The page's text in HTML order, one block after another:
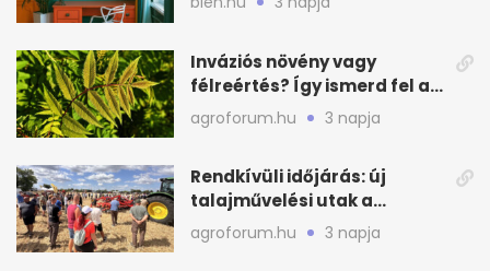
Inváziós növény vagy
félreértés? Így ismerd fel a
valódi kockázatot
agroforum.hu 3 napja
Rendkívüli időjárás: új
talajművelési utak a
gazdáknak
agroforum.hu 3 napja